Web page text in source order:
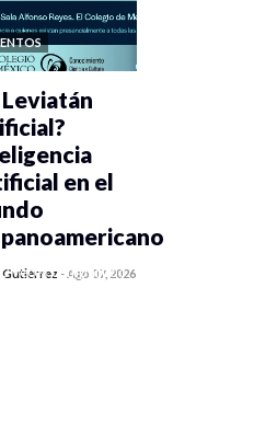
0 veces compartido
Leviatán
en el
Gutiérrez -Ago 07, 2026